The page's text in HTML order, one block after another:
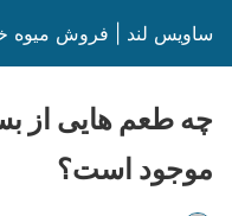
ساویس لند | فروش
چه طعم‌ هایی از
موجود است؟